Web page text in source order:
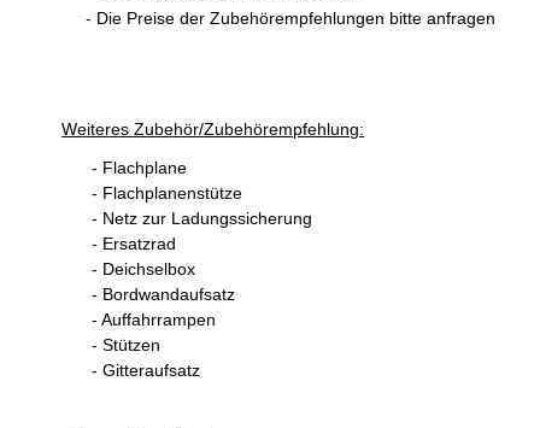
- Die Preise der Zubehörempfehlungen bitte anfragen
Weiteres Zubehör/Zubehörempfehlung:
- Flachplane
- Flachplanenstütze
- Netz zur Ladungssicherung
- Ersatzrad
- Deichselbox
- Bordwandaufsatz
- Auffahrrampen
- Stützen
- Gitteraufsatz